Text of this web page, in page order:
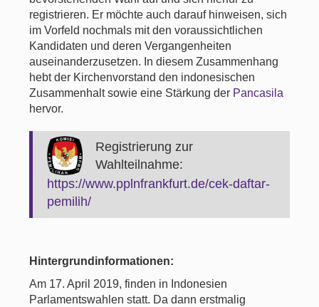
registrieren. Er möchte auch darauf hinweisen, sich
im Vorfeld nochmals mit den voraussichtlichen
Kandidaten und deren Vergangenheiten
auseinanderzusetzen. In diesem Zusammenhang
hebt der Kirchenvorstand den indonesischen
Zusammenhalt sowie eine Stärkung der Pancasila
hervor.
Registrierung zur
Wahlteilnahme:
https://www.pplnfrankfurt.de/cek-daftar-
pemilih/
Hintergrundinformationen:
Am 17. April 2019, finden in Indonesien
Parlamentswahlen statt. Da dann erstmalig